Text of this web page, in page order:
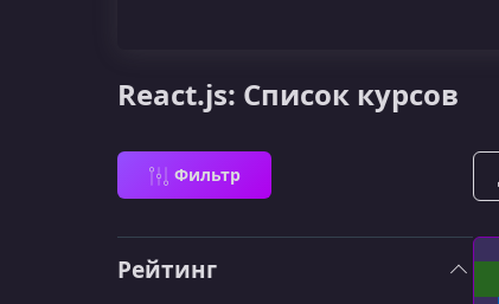
React.js: Список курсов
Фильтр
Рейтинг